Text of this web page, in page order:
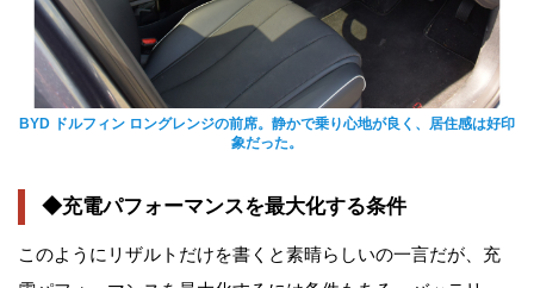
BYD ドルフィン ロングレンジの前席。静かで乗り心地が良く、居住感は好印
象だった。
◆充電パフォーマンスを最大化する条件
このようにリザルトだけを書くと素晴らしいの一言だが、充